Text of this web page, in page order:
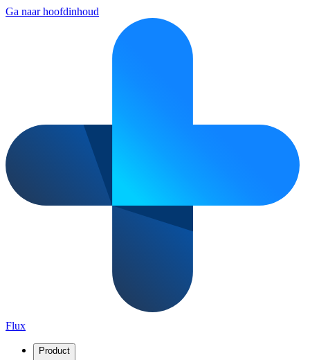
Ga naar hoofdinhoud
Flux
Product